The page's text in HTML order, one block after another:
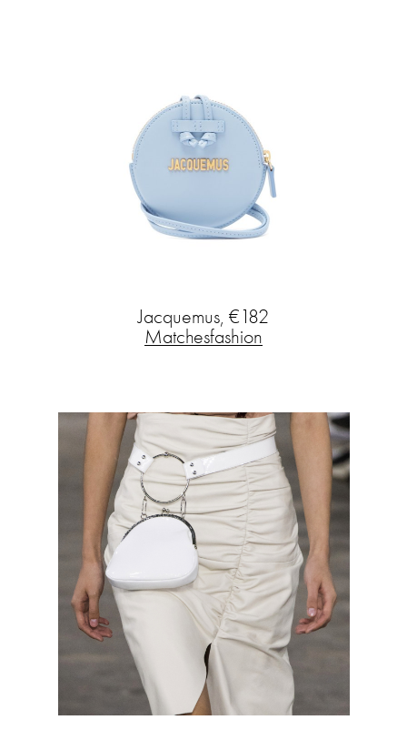
Jacquemus, €182
Matchesfashion